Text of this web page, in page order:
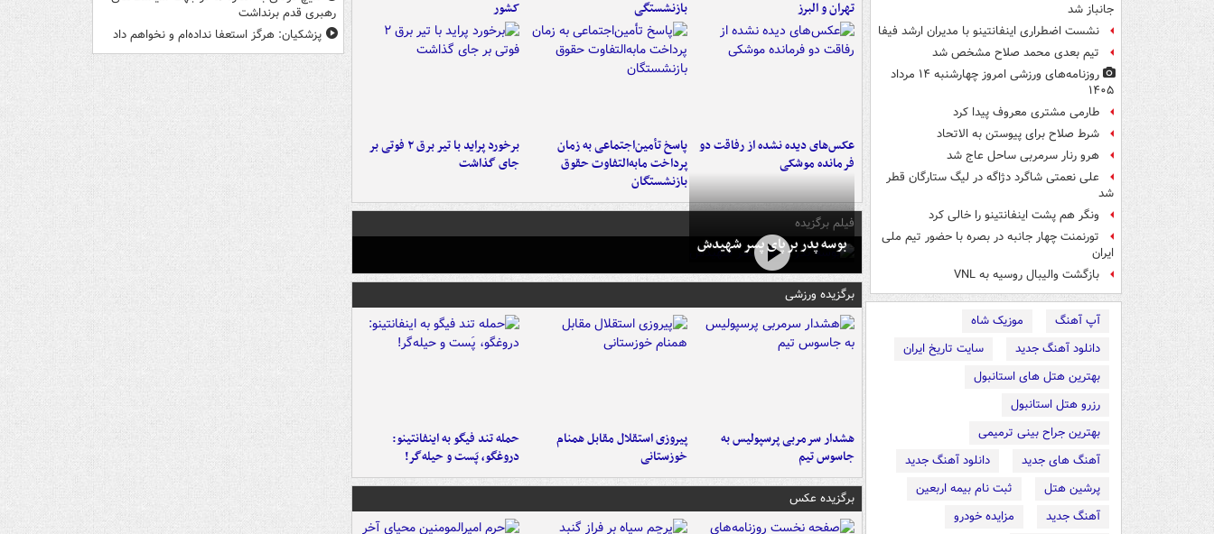
جانباز شد
نشست اضطراری اینفانتینو با مدیران ارشد فیفا
تیم بعدی محمد صلاح مشخص شد
روزنامه‌های ورزشی امروز چهارشنبه ۱۴ مرداد
۱۴۰۵
طارمی مشتری معروف پیدا کرد
شرط صلاح برای پیوستن به الاتحاد
هرو رنار سرمربی ساحل عاج شد
علی نعمتی شاگرد دژاگه در لیگ ستارگان قطر
شد
ونگر هم پشت اینفانتینو را خالی کرد
تورنمنت چهار جانبه در بصره با حضور تیم ملی
ایران
بازگشت والیبال روسیه به VNL
آپ آهنگ
موزیک شاه
دانلود آهنگ جدید
سایت تاریخ ایران
بهترین هتل های استانبول
رزرو هتل استانبول
بهترین جراح بینی ترمیمی
آهنگ های جدید
دانلود آهنگ جدید
پرشین هتل
ثبت نام بیمه اربعین
آهنگ جدید
مزایده خودرو
تهران و البرز
بازنشستگی
کشور
عکس‌های دیده نشده از رفاقت دو
فرمانده‌ موشکی
پاسخ تأمین‌اجتماعی به زمان
پرداخت مابه‌التفاوت حقوق
بازنشستگان
برخورد پراید با تیر برق ۲ فوتی بر
جای گذاشت
فیلم برگزیده
بوسه‌ پدر بر پای پسر شهیدش
برگزیده ورزشی
هشدار سرمربی پرسپولیس به
جاسوس تیم
پیروزی استقلال مقابل همنام
خوزستانی
حمله تند فیگو به اینفانتینو:
دروغگو، پَست‌ و حیله‌گر!
برگزیده عکس
رهبری قدم برنداشت
پزشکیان: هرگز استعفا نداده‌ام و نخواهم داد